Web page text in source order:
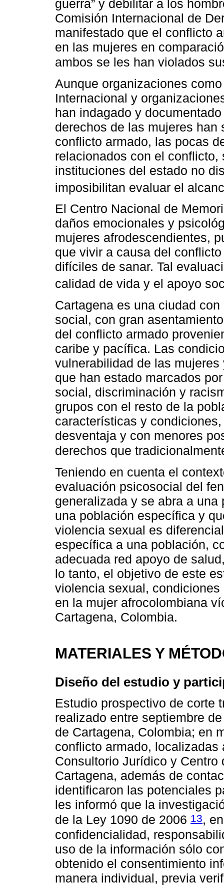
guerra” y debilitar a los
Comisión Internacional de
manifestado que el conflicto
en las mujeres en
ambos se les han violados
Aunque organizaciones
Internacional y
han indagado y
derechos de las mujeres
conflicto armado, las pocas
relacionados con el
instituciones del estado no
imposibilitan evaluar el
El Centro Nacional de
daños emocionales y
mujeres afrodescendientes,
que vivir a causa del
difíciles de sanar. Tal
calidad de vida y el apoyo
Cartagena es una ciudad
social, con gran
del conflicto armado
caribe y pacífica. Las
vulnerabilidad de las
que han estado marcados
social, discriminación y
grupos con el resto de la
características y
desventaja y con menores
derechos que
Teniendo en cuenta el
evaluación psicosocial del
generalizada y se abra a
una población específica y
violencia sexual es
específica a una población,
adecuada red apoyo de
lo tanto, el objetivo de este
violencia sexual,
en la mujer afrocolombiana
Cartagena, Colombia.
MATERIALES Y
Diseño del estudio y
Estudio prospectivo de corte
realizado entre septiembre
de Cartagena, Colombia; en
conflicto armado,
Consultorio Jurídico y
Cartagena, además de
identificaron las potenciales
les informó que la
de la Ley 1090 de 2006 13,
confidencialidad,
uso de la información sólo
obtenido el consentimiento
manera individual, previa